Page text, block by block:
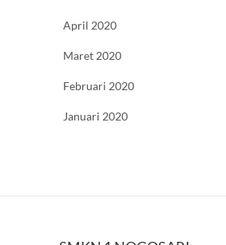
April 2020
Maret 2020
Februari 2020
Januari 2020